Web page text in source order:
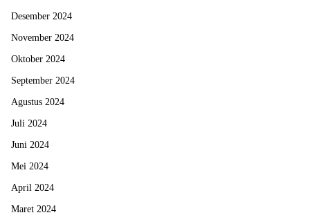
Desember 2024
November 2024
Oktober 2024
September 2024
Agustus 2024
Juli 2024
Juni 2024
Mei 2024
April 2024
Maret 2024